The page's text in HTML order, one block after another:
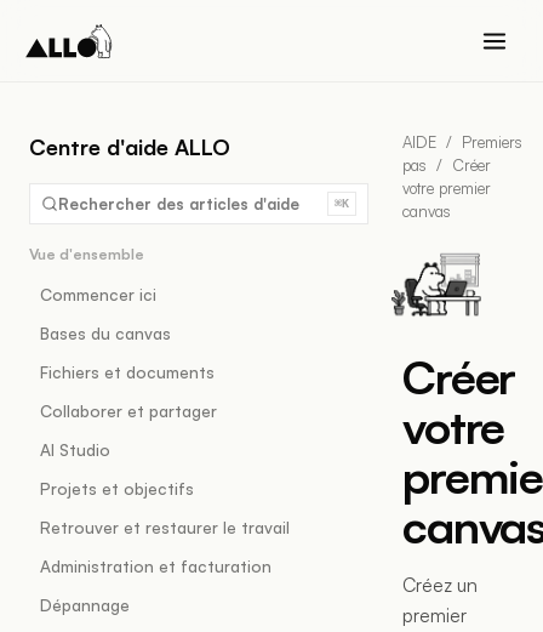
Centre d'aide ALLO
Rechercher des articles d'aide ⌘K
Vue d'ensemble
Commencer ici
Bases du canvas
Fichiers et documents
Collaborer et partager
AI Studio
Projets et objectifs
Retrouver et restaurer le travail
Administration et facturation
Dépannage
AIDE / Premiers
pas / Créer
votre premier
canvas
Créer
votre
Créez un
premier